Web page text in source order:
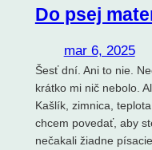
Do psej
mar 6, 2025
Šesť dní. Ani to nie.
krátko mi nič nebolo.
Kašlík, zimnica,
chcem povedať, aby
nečakali žiadne